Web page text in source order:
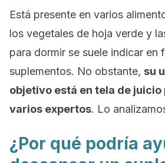
Está presente en varios
los vegetales de hoja verde y
para dormir se suele indicar en
suplementos. No obstante, su
objetivo está en tela de juicio
varios expertos. Lo
¿Por qué podría